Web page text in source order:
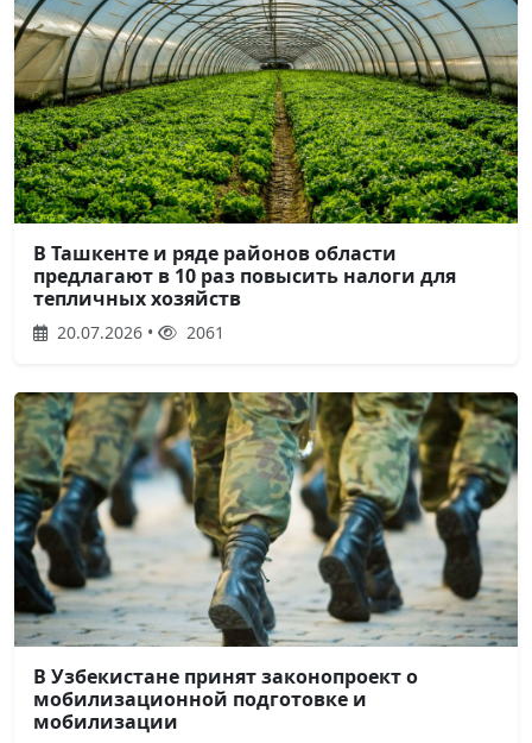
В Ташкенте и ряде районов области
предлагают в 10 раз повысить налоги для
тепличных хозяйств
20.07.2026 • 2061
В Узбекистане принят законопроект о
мобилизационной подготовке и
мобилизации